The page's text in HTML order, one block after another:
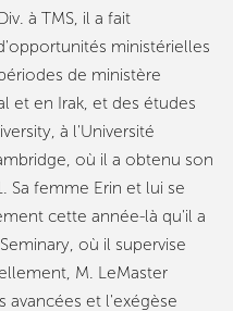
à TMS, il a fait
ministérielles
de ministère
et en Irak, et des études
à l'Université
où il a obtenu son
Sa femme Erin et lui se
cette année-là qu'il a
où il supervise
M. LeMaster
avancées et l'exégèse